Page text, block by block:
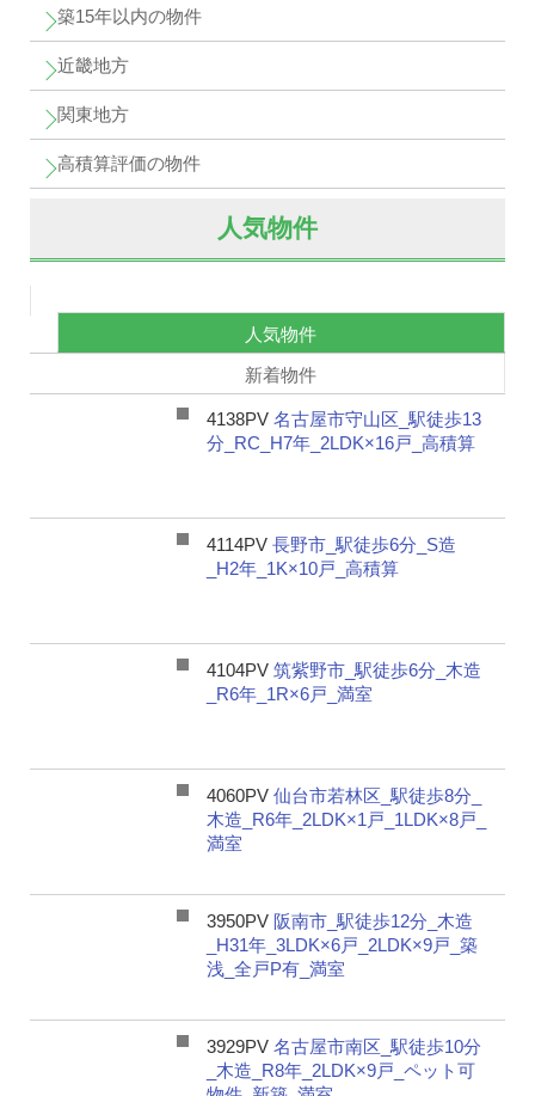
築15年以内の物件
近畿地方
関東地方
高積算評価の物件
人気物件
人気物件
新着物件
4138PV 名古屋市守山区_駅徒歩13
分_RC_H7年_2LDK×16戸_高積算
4114PV 長野市_駅徒歩6分_S造
_H2年_1K×10戸_高積算
4104PV 筑紫野市_駅徒歩6分_木造
_R6年_1R×6戸_満室
4060PV 仙台市若林区_駅徒歩8分_
木造_R6年_2LDK×1戸_1LDK×8戸_
満室
3950PV 阪南市_駅徒歩12分_木造
_H31年_3LDK×6戸_2LDK×9戸_築
浅_全戸P有_満室
3929PV 名古屋市南区_駅徒歩10分
_木造_R8年_2LDK×9戸_ペット可